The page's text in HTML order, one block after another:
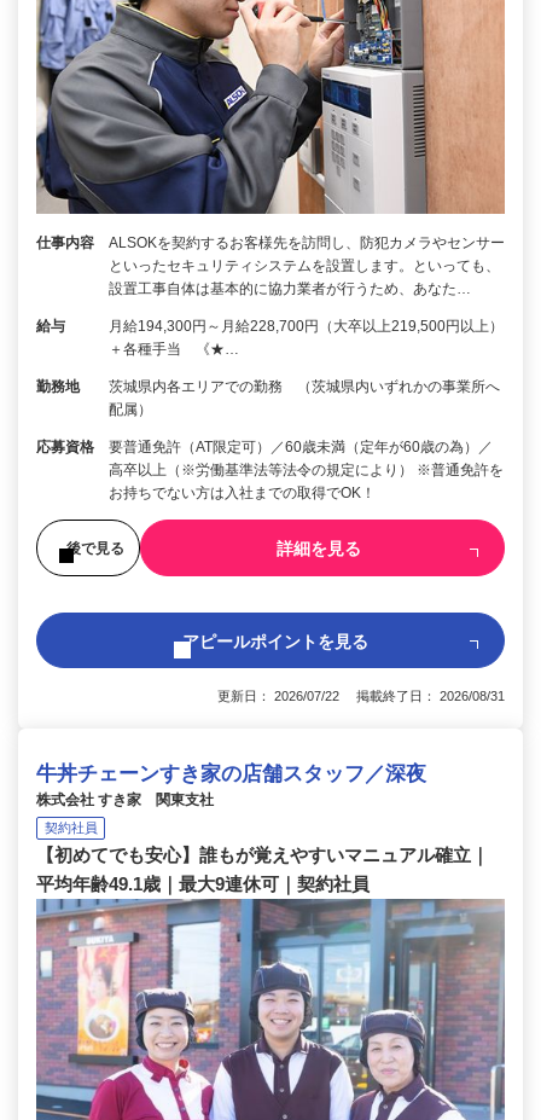
仕事内容
ALSOKを契約するお客様先を訪問し、防犯カメラやセンサー
といったセキュリティシステムを設置します。といっても、
設置工事自体は基本的に協力業者が行うため、あなた…
給与
月給194,300円～月給228,700円（大卒以上219,500円以上）
＋各種手当 《★…
勤務地
茨城県内各エリアでの勤務 （茨城県内いずれかの事業所へ
配属）
応募資格
要普通免許（AT限定可）／60歳未満（定年が60歳の為）／
高卒以上（※労働基準法等法令の規定により） ※普通免許を
お持ちでない方は入社までの取得でOK！
後で見る 詳細を見る
アピールポイントを見る
更新日： 2026/07/22 掲載終了日： 2026/08/31
牛丼チェーンすき家の店舗スタッフ／深夜
株式会社 すき家 関東支社
契約社員
【初めてでも安心】誰もが覚えやすいマニュアル確立｜
平均年齢49.1歳｜最大9連休可｜契約社員